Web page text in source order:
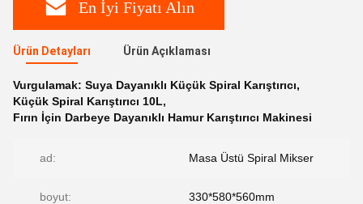
En İyi Fiyatı Alın
Ürün Detayları Ürün Açıklaması
Vurgulamak: Suya Dayanıklı Küçük Spiral Karıştırıcı,
Küçük Spiral Karıştırıcı 10L,
Fırın İçin Darbeye Dayanıklı Hamur Karıştırıcı Makinesi
ad: Masa Üstü Spiral Mikser
boyut: 330*580*560mm